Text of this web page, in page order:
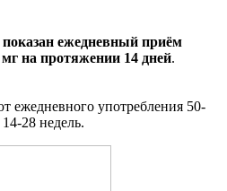
показан ежедневный приём
на протяжении 14 дней.
ежедневного употребления 50-
28 недель.